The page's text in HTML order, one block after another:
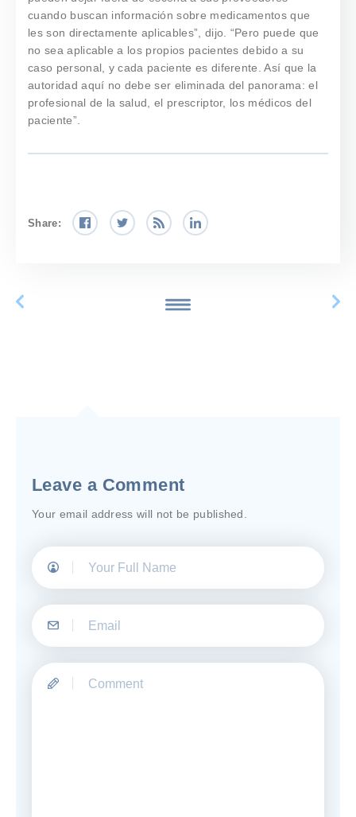
cuando buscan información sobre medicamentos que
les son directamente aplicables”, dijo. “Pero puede que
no sea aplicable a los propios pacientes debido a su
caso personal, y cada paciente es diferente. Así que la
autoridad aquí no debe ser eliminada del panorama: el
profesional de la salud, el prescriptor, los médicos del
paciente”.
Share:
Leave a Comment
Your email address will not be published.